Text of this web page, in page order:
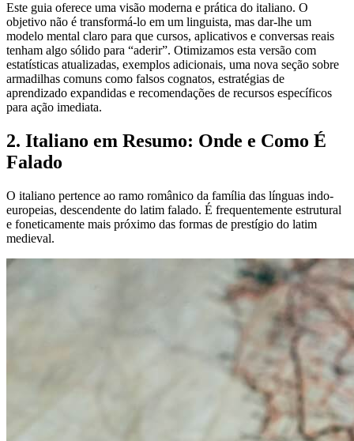
Este guia oferece uma visão moderna e prática do italiano. O
objetivo não é transformá-lo em um linguista, mas dar-lhe um
modelo mental claro para que cursos, aplicativos e conversas reais
tenham algo sólido para “aderir”. Otimizamos esta versão com
estatísticas atualizadas, exemplos adicionais, uma nova seção sobre
armadilhas comuns como falsos cognatos, estratégias de
aprendizado expandidas e recomendações de recursos específicos
para ação imediata.
2. Italiano em Resumo: Onde e Como É
Falado
O italiano pertence ao ramo românico da família das línguas indo-
europeias, descendente do latim falado. É frequentemente estrutural
e foneticamente mais próximo das formas de prestígio do latim
medieval.